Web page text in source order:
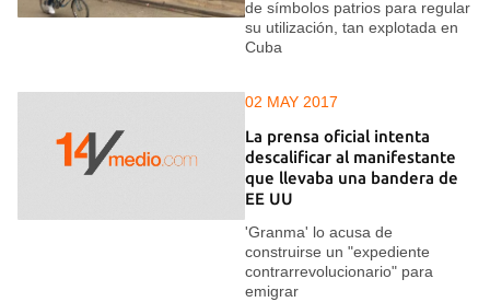
de símbolos patrios para regular
su utilización, tan explotada en
Cuba
02 MAY 2017
La prensa oficial intenta
descalificar al manifestante
que llevaba una bandera de
EE UU
'Granma' lo acusa de
construirse un "expediente
contrarrevolucionario" para
emigrar